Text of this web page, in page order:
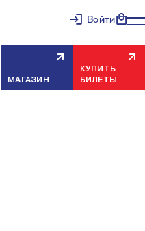
Войти
МАГАЗИН
КУПИТЬ
БИЛЕТЫ